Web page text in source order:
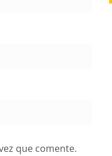
que comente.